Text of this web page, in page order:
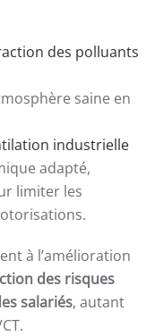
des polluants
saine en
industrielle
adapté,
limiter les
à l’amélioration
des risques
salariés, autant